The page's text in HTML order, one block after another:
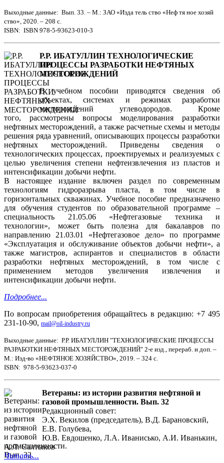
Выходные данные: Вып. 33. – М.: ЗАО «Изда тель ство «Неф тя ное хозяй
ство», 2020. – 208 с.
ISBN: ISBN 978-5-93623-010-3
Р.Р. ИБАТУЛЛИН ТЕХНОЛОГИЧЕСКИЕ
ПРОЦЕССЫ РАЗРАБОТКИ НЕФТЯНЫХ
МЕСТОРОЖДЕНИЙ
В учебном пособии приводятся сведения об
объектах, системах и режимах разработки
месторождений углеводородов. Кроме
того, рассмотрены вопросы моделирования разработки
нефтяных месторождений, а также расчетные схемы и методы
решения ряда уравнений, описывающих процессы разработки
нефтяных месторождений. Приведены сведения о
технологических процессах, проектируемых и реализуемых с
целью увеличения степени нефтеизвлечения из пластов и
интенсификации добычи нефти.
В настоящее издание включен раздел по современным
технологиям гидроразрыва пласта, в том числе в
горизонтальных скважинах. Учебное пособие предназначено
для обучения студентов по образовательной программе –
специальность 21.05.06 «Нефтегазовые техника и
технологии», может быть полезна для бакалавров по
направлению 21.03.01 «Нефтегазовое дело» по программе
«Эксплуатация и обслуживание объектов добычи нефти», а
также магистров, аспирантов и специалистов в области
разработки нефтяных месторождений, в том числе с
применением методов увеличения извлечения и
интенсификации добычи нефти.
Подробнее...
По вопросам приобретения обращайтесь в редакцию: +7 495
231-10-90, mail@oil-industry.ru
Выходные данные: Р.Р. ИБАТУЛЛИН "ТЕХНОЛОГИЧЕСКИЕ ПРОЦЕССЫ
РАЗРАБОТКИ НЕФТЯНЫХ МЕСТОРОЖДЕНИЙ" 2-е изд., перераб. и доп. –
М.: Изд-во «НЕФТЯНОЕ ХОЗЯЙСТВО», 2019. – 324 с.
ISBN: 978-5-93623-037-0
Ветераны: из истории развития нефтяной и
газовой промышленности. Вып. 32
Редакционный совет:
Э.Х. Векилов (председатель), В.Д. Барановский,
Е.В. Голубева,
Ю.В. Евдошенко, Л.А. Иванисько, А.И. Иванькин,
А.Л. Салтыков
Читать...